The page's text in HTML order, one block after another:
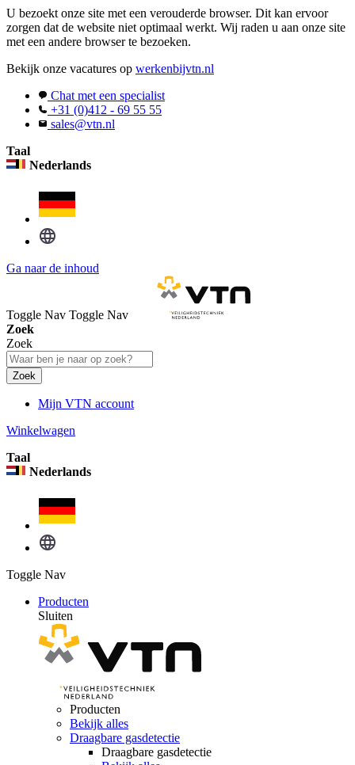
U bezoekt onze site met een verouderde browser. Dit kan ervoor
zorgen dat de website niet optimaal werkt. Wij raden u aan onze site
met een andere browser te bezoeken.
Bekijk onze vacatures op werkenbijvtn.nl
Chat met een specialist
+31 (0)412 - 69 55 55
sales@vtn.nl
Taal
Nederlands
Ga naar de inhoud
Toggle Nav Toggle Nav
Zoek
Zoek
Zoek
Mijn VTN account
Winkelwagen
Taal
Nederlands
Toggle Nav
Producten
Sluiten
Producten
Bekijk alles
Draagbare gasdetectie
Draagbare gasdetectie